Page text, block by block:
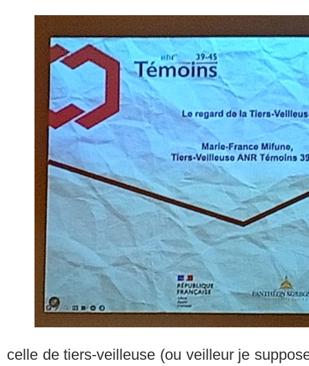
celle de tiers-veilleuse (ou veilleur je